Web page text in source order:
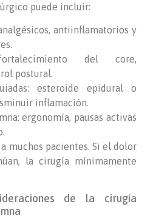
puede incluir:
antiinflamatorios y
del core,
postural.
esteroide epidural o
inflamación.
ergonomía, pausas activas
muchos pacientes. Si el dolor
la cirugía mínimamente
de la cirugía